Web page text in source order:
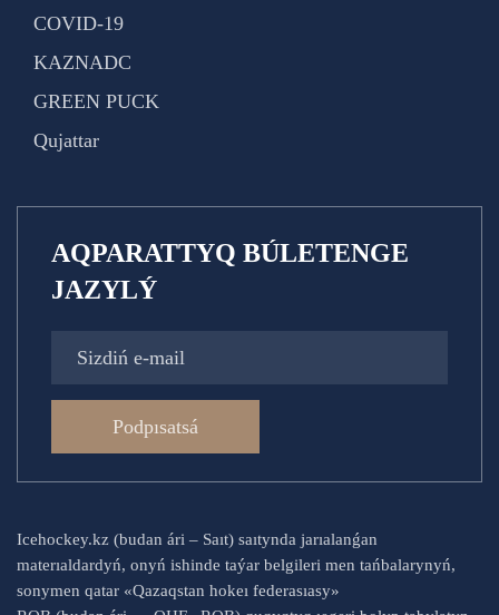
COVID-19
KAZNADC
GREEN PUCK
Qujattar
AQPARATTYQ BÚLETENGE
JAZYLÝ
Podpısatsá
Icehockey.kz (budan ári – Saıt) saıtynda jarıalanǵan
materıaldardyń, onyń ishinde taýar belgileri men tańbalarynyń,
sonymen qatar «Qazaqstan hokeı federasıasy»